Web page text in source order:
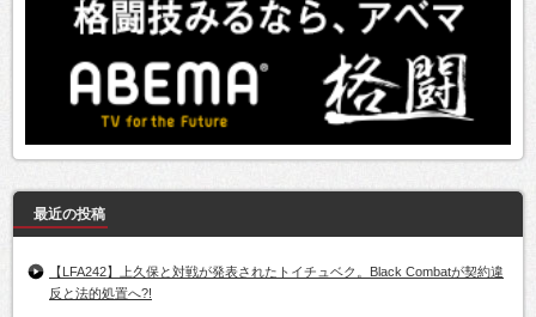
最近の投稿
【LFA242】上久保と対戦が発表されたトイチュベク。Black Combatが契約違
反と法的処置へ?!